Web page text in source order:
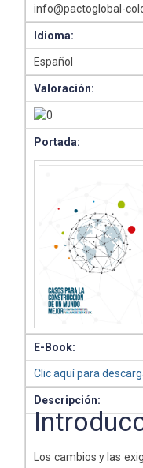
info@pactoglobal-
Idioma:
Español
Valoración:
Portada:
E-Book:
Clic aquí para
Descripción:
Los cambios y las